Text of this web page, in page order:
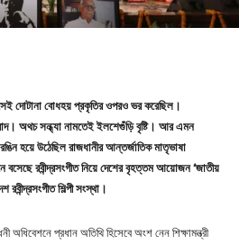
দোটানা বোধহয় প্রকৃতির ওপরও ভর করেছিল।
অথচ সন্ধ্যা নামতেই ইলশেগুঁড়ি বৃষ্টি। আর এমন
হয়ে উঠেছিল রাজধানীর আন্তর্জাতিক মাতৃভাষা
বসেছে রবীন্দ্রসংগীত নিয়ে দেশের বৃহত্তম আয়োজন ‘জাতীয়
শিল্পী সংস্থা।
প্রধান অতিথি হিসেবে অংশ নেন শিক্ষামন্ত্রী